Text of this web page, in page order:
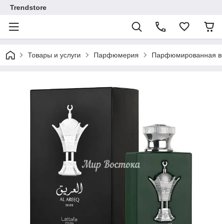
Trendstore
Товары и услуги Парфюмерия Парфюмированная